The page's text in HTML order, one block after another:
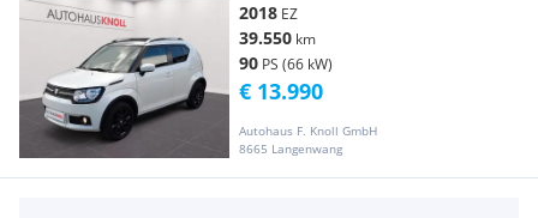
2018 EZ
39.550 km
90 PS (66 kW)
Autohaus F. Knoll GmbH
8665 Langenwang
€ 13.990